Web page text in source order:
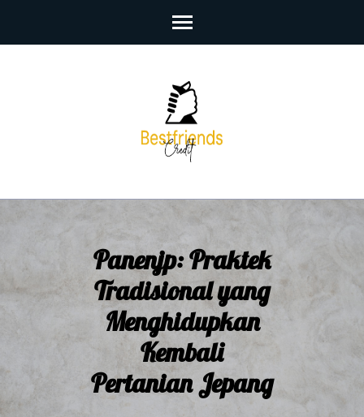
Panenjp: Praktek
Tradisional yang
Menghidupkan
Kembali
Pertanian Jepang